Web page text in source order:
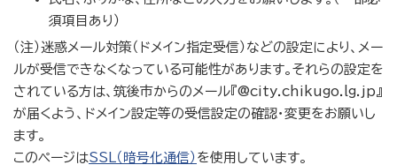
須項目あり）
（注）迷惑メール対策（ドメイン指定受信）などの設定により、メー
ルが受信できなくなっている可能性があります。それらの設定を
されている方は、筑後市からのメール『@city.chikugo.lg.jp』
が届くよう、ドメイン設定等の受信設定の確認・変更をお願いし
ます。
このページはSSL（暗号化通信） を使用しています。